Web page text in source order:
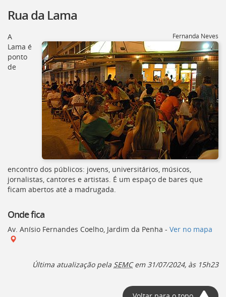
Rua da Lama
Fernanda Neves
A
Lama é
ponto
de
encontro dos públicos: jovens, universitários, músicos,
jornalistas, cantores e artistas. É um espaço de bares que
ficam abertos até a madrugada.
Onde fica
Av. Anísio Fernandes Coelho, Jardim da Penha - Ver no mapa
Última atualização pela SEMCem 31/07/2024, às 15h23